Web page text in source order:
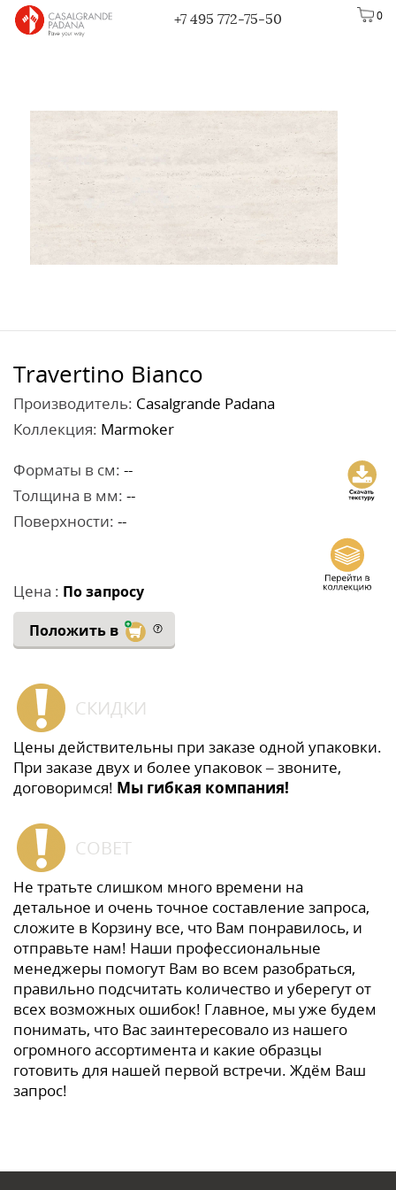
0
+7 495 772-75-50
Travertino Bianco
Производитель: Casalgrande Padana
Коллекция: Marmoker
Форматы в см: --
Толщина в мм: --
Поверхности: --
Цена : По запросу
Положить в
СКИДКИ
Цены действительны при заказе одной упаковки.
При заказе двух и более упаковок – звоните,
договоримся! Мы гибкая компания!
СОВЕТ
Не тратьте слишком много времени на
детальное и очень точное составление запроса,
сложите в Корзину все, что Вам понравилось, и
отправьте нам! Наши профессиональные
менеджеры помогут Вам во всем разобраться,
правильно подсчитать количество и уберегут от
всех возможных ошибок! Главное, мы уже будем
понимать, что Вас заинтересовало из нашего
огромного ассортимента и какие образцы
готовить для нашей первой встречи. Ждём Ваш
запрос!